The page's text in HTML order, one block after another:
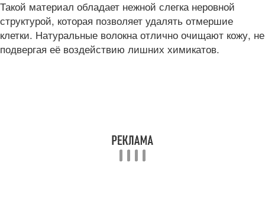
Такой материал обладает нежной слегка неровной
структурой, которая позволяет удалять отмершие
клетки. Натуральные волокна отлично очищают кожу, не
подвергая её воздействию лишних химикатов.